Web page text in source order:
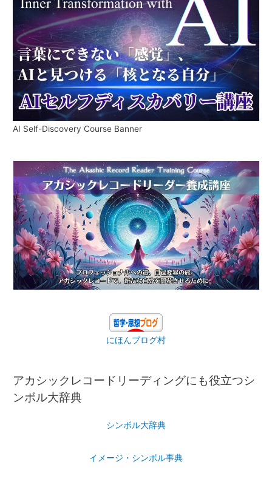
AI Self-Discovery Course Banner
にほんブログ村
アカシックレコードリーディングにも役立つシ
ンボル大辞典
シンボル大辞典
イメージ・シンボル事典